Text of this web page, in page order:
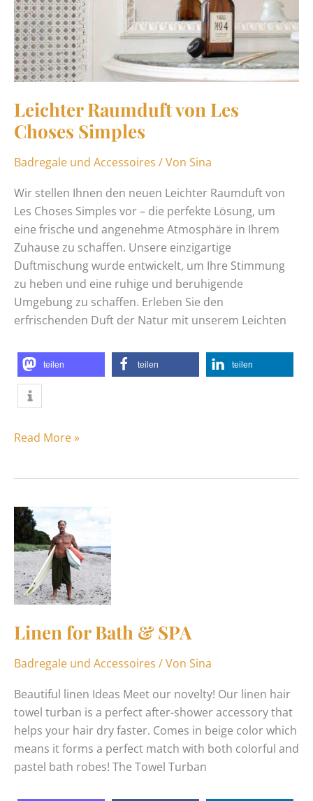
Leichter Raumduft von Les
Choses Simples
Badregale und Accessoires / Von Sina
Wir stellen Ihnen den neuen Leichter Raumduft von
Les Choses Simples vor – die perfekte Lösung, um
eine frische und angenehme Atmosphäre in Ihrem
Zuhause zu schaffen. Unsere einzigartige
Duftmischung wurde entwickelt, um Ihre Stimmung
zu heben und eine ruhige und beruhigende
Umgebung zu schaffen. Erleben Sie den
erfrischenden Duft der Natur mit unserem Leichten
teilen teilen teilen
Read More »
Linen for Bath & SPA
Badregale und Accessoires / Von Sina
Beautiful linen Ideas Meet our novelty! Our linen hair
towel turban is a perfect after-shower accessory that
helps your hair dry faster. Comes in beige color which
means it forms a perfect match with both colorful and
pastel bath robes! The Towel Turban
Linen
for
Bath
&
SPA